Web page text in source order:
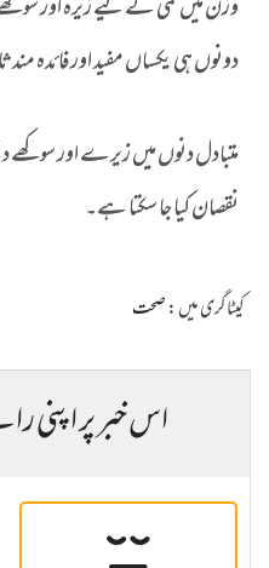
وزن میں کمی کے لیے زیرہ اور سوکھے
دونوں ہی یکساں مفید اور فائدہ
متبادل دنوں میں زیرے اور سوکھے
نقصان کیا جا سکتا ہے۔
کیٹاگری میں :صحت
اس خبر پر اپنی